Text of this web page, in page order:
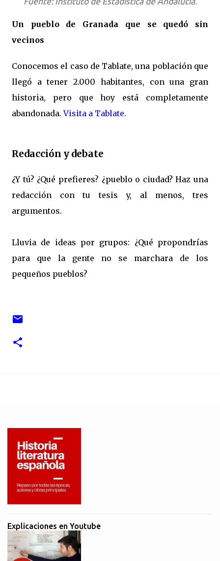
Un pueblo de Granada que se quedó sin
vecinos
Conocemos el caso de Tablate, una población que
llegó a tener 2.000 habitantes, con una gran
historia, pero que hoy está completamente
abandonada.Visita a Tablate.
Redacción y debate
¿Y tú? ¿Qué prefieres? ¿pueblo o ciudad? Haz una
redacción con tu tesis y, al menos, tres
argumentos.
Lluvia de ideas por grupos: ¿Qué propondrías
para que la gente no se marchara de los
pequeños pueblos?
Explicaciones en Youtube